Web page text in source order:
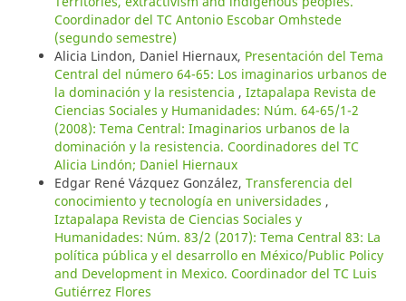
Coordinador del TC Antonio Escobar Omhstede
(segundo semestre)
Alicia Lindon, Daniel Hiernaux, Presentación del Tema
Central del número 64-65: Los imaginarios urbanos de
la dominación y la resistencia , Iztapalapa Revista de
Ciencias Sociales y Humanidades: Núm. 64-65/1-2
(2008): Tema Central: Imaginarios urbanos de la
dominación y la resistencia. Coordinadores del TC
Alicia Lindón; Daniel Hiernaux
Edgar René Vázquez González, Transferencia del
conocimiento y tecnología en universidades ,
Iztapalapa Revista de Ciencias Sociales y
Humanidades: Núm. 83/2 (2017): Tema Central 83: La
política pública y el desarrollo en México/Public Policy
and Development in Mexico. Coordinador del TC Luis
Gutiérrez Flores